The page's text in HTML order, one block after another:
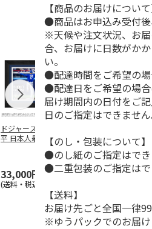
ドジャース 大谷翔
平 日本人最多53試
合連続出塁記念 ダ
33,000円
(送料・税込)
谷翔平 2026 NL 3・
4月投手…
33,000円
【商品のお届けについて
●商品はお申込み受付後
※天候や注文状況、お
合、お届けに日数がか
い。
●配達時間をご希望の場
●配達日をご希望の場
届け期間内の日付をご
日のご指定はできません
【のし・包装について】
●のし紙のご指定はでき
●二重包装のご指定はで
【送料】
お届け先ごと全国一律
※ゆうパックでのお届け